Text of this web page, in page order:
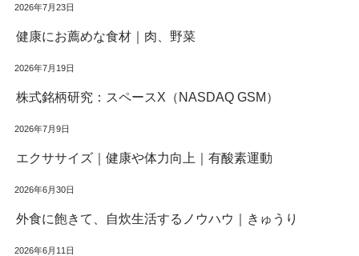
2026年7月23日
健康にお薦めな食材｜肉、野菜
2026年7月19日
株式銘柄研究：スペースX（NASDAQ GSM）
2026年7月9日
エクササイズ｜健康や体力向上｜有酸素運動
2026年6月30日
外食に飽きて、自炊生活するノウハウ｜きゅうり
2026年6月11日